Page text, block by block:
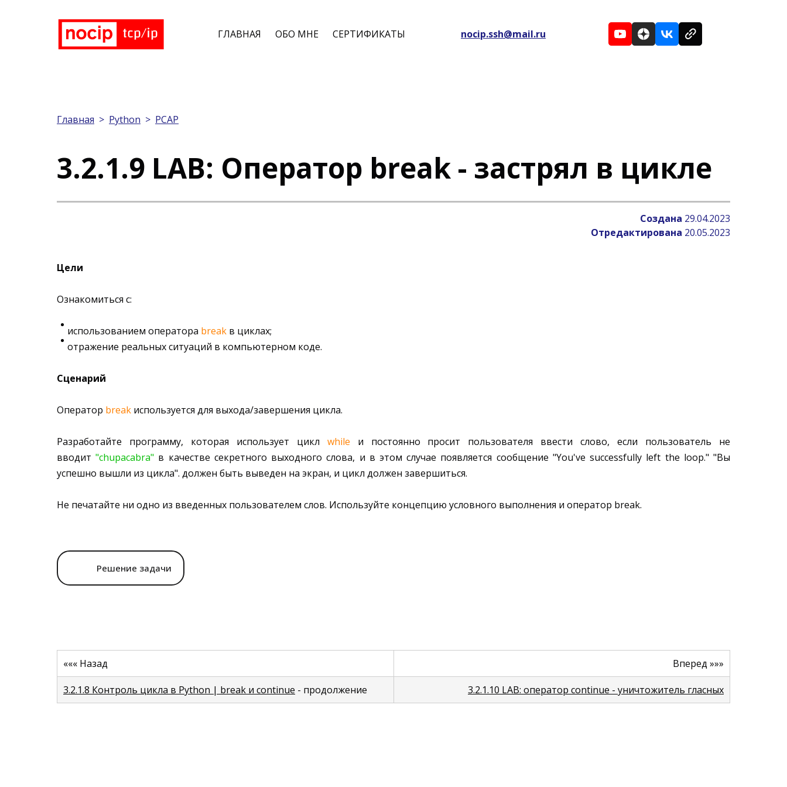
ГЛАВНАЯ ОБО МНЕ СЕРТИФИКАТЫ nocip.ssh@mail.ru
Главная > Python > PCAP
3.2.1.9 LAB: Оператор break - застрял в цикле
Создана 29.04.2023
Отредактирована 20.05.2023
Цели
Ознакомиться с:
использованием оператора break в циклах;
отражение реальных ситуаций в компьютерном коде.
Сценарий
Оператор break используется для выхода/завершения цикла.
Разработайте программу, которая использует цикл while и постоянно просит пользователя ввести слово, если пользователь не
вводит"chupacabra" в качестве секретного выходного слова, и в этом случае появляется сообщение "You've successfully left the loop." "Вы
успешно вышли из цикла". должен быть выведен на экран, и цикл должен завершиться.
Не печатайте ни одно из введенных пользователем слов. Используйте концепцию условного выполнения и оператор break.
Решение задачи
««« Назад Вперед »»»
3.2.1.8 Контроль цикла в Python | break и continue - продолжение 3.2.1.10 LAB: оператор continue - уничтожитель гласных